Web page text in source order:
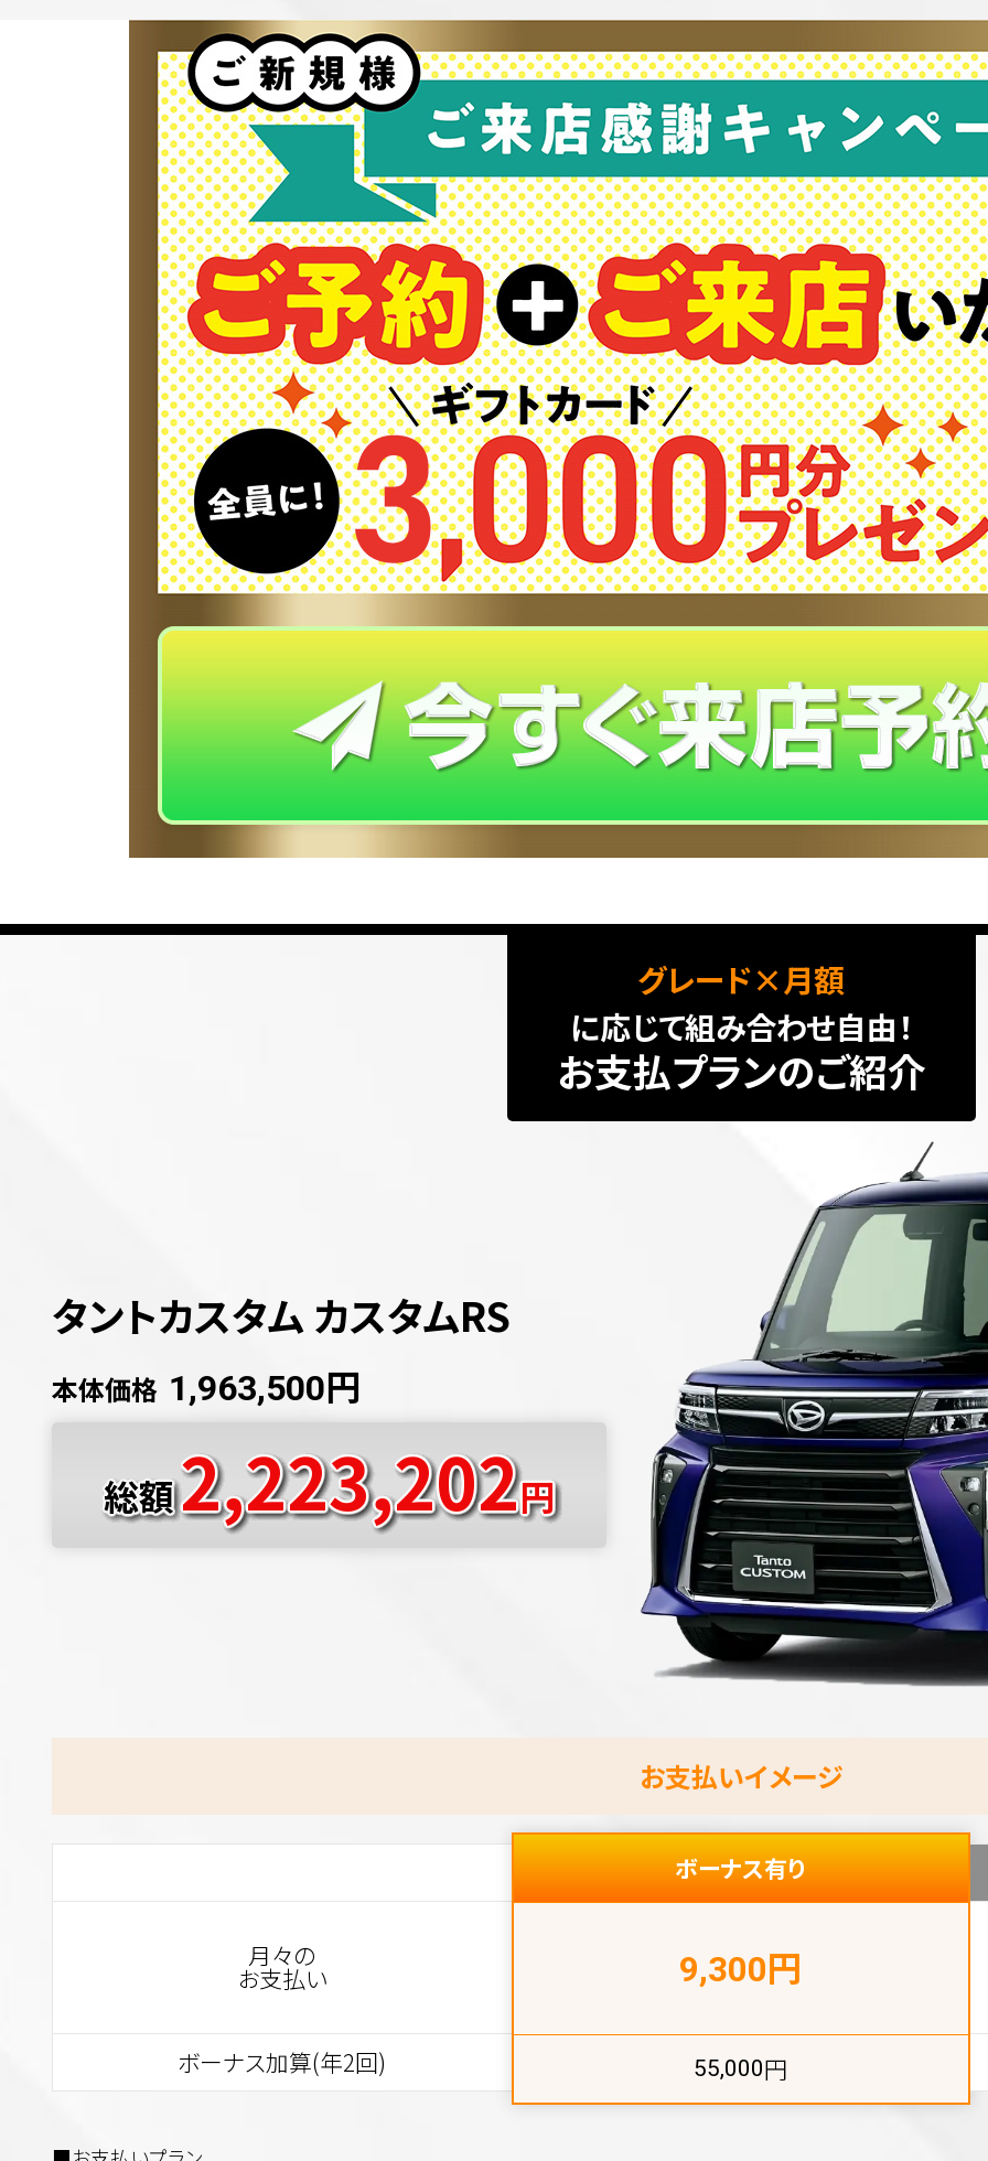
グレード×月額
に応じて組み合わせ自由！
お支払プランのご紹介
タントカスタム カスタムRS
本体価格 1,963,500円
総額2,223,202円
お支払いイメージ
月々の
お支払い
ボーナス加算(年2回)
ボーナス有り
9,300円
55,000円